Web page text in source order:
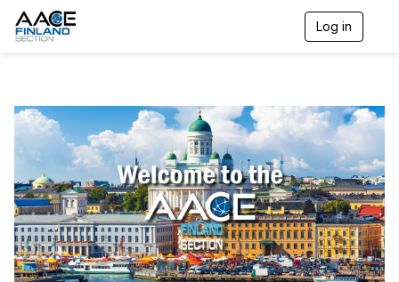
Log in
e
n
v
i
g
a
t
i
o
n